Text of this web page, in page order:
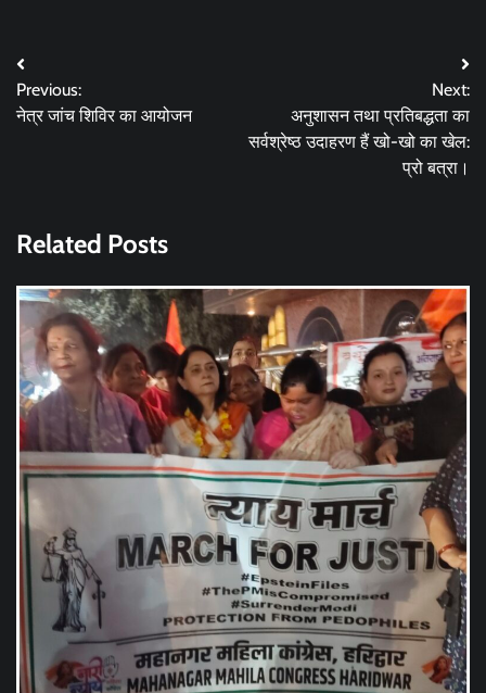
Post
navigation
Previous:
नेत्र जांच शिविर का आयोजन
Next:
अनुशासन तथा प्रतिबद्धता का
सर्वश्रेष्ठ उदाहरण हैं खो-खो का खेल:
प्रो बत्रा।
Related Posts